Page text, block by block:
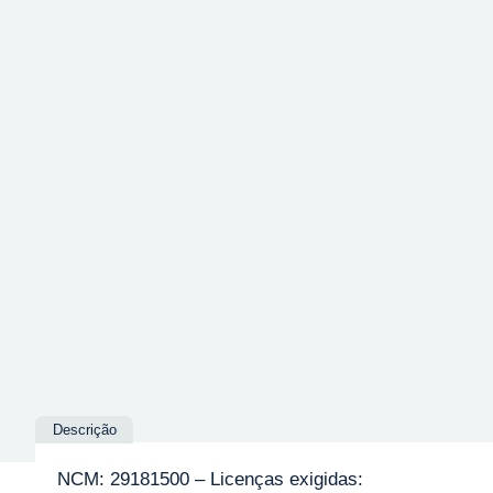
Descrição
NCM: 29181500 – Licenças exigidas: